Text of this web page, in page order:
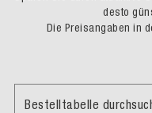
desto
Die Preisangaben in
Bestelltabelle